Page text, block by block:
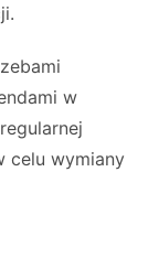
w
celu wymiany